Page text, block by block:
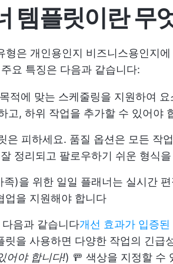
템플릿이란 무
형은 개인용인지 비즈니스용인지
요 특징은 다음과 같습니다:
적에 맞는 스케줄링을 지원하여
고, 하위 작업을 추가할 수 있어야
은 피하세요. 품질 옵션은 모든 작
정리되고 팔로우하기 쉬운 형식
)을 위한 일일 플래너는 실시간
업을 지원해야 합니다
음과 같습니다개선 효과가 입증된
릿을 사용하면 다양한 작업의 긴급
어야 합니다!) 🚥 색상을 지정할 수